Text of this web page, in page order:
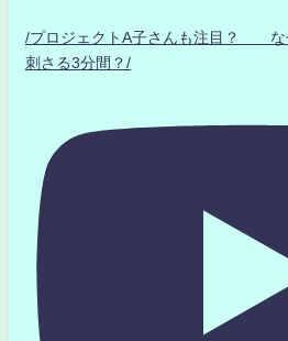
/プロジェクトA子さんも注目？ な
刺さる3分間？/